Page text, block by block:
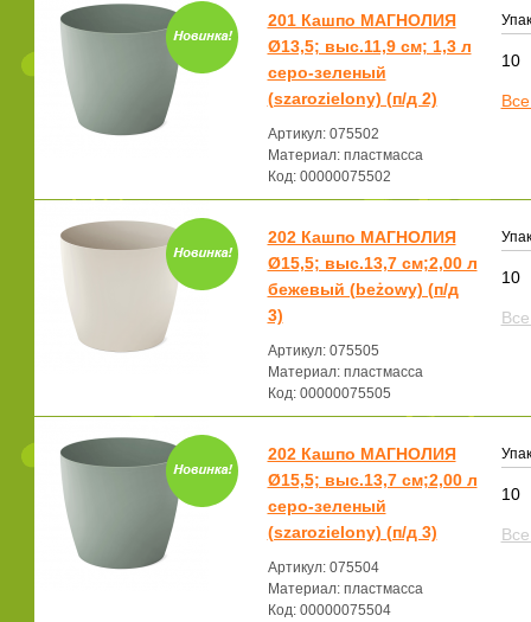
201 Кашпо МАГНОЛИЯ
Ø13,5; выс.11,9 см; 1,3 л
серо-зеленый
(szarozielony) (п/д 2)
Артикул: 075502
Материал: пластмасса
Код: 00000075502
10
202 Кашпо МАГНОЛИЯ
Ø15,5; выс.13,7 см;2,00 л
бежевый (beżowy) (п/д
3)
Артикул: 075505
Материал: пластмасса
Код: 00000075505
10
202 Кашпо МАГНОЛИЯ
Ø15,5; выс.13,7 см;2,00 л
серо-зеленый
(szarozielony) (п/д 3)
Артикул: 075504
Материал: пластмасса
Код: 00000075504
10